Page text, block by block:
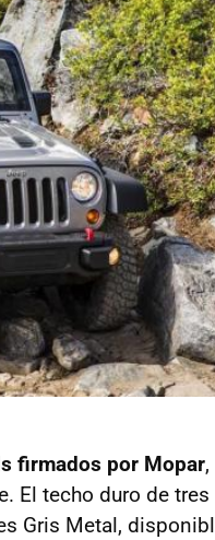
firmados por Mopar
El techo duro de tres
Gris Metal,